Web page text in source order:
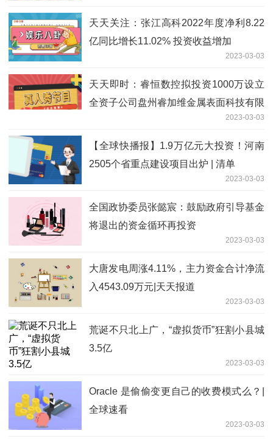
天天关注：张江高科2022年度净利8.22
亿同比增长11.02% 投资收益增加
2023-03-03
天天即时：睿恒数控拟投资1000万设立
全资子公司盘州睿加维金属表面科技有限
2023-03-03
【全球快播报】1.9万亿元大投资！河南
2505个省重点建设项目出炉 | 清单
2023-03-03
全国政协委员张懿宸：鼓励政府引导基金
将退出的资金循环再投资
2023-03-03
大唐发电周涨4.11%，主力资金合计净流
入4543.09万元|天天报道
2023-03-03
荒诞不只北上广，“虚拟货币”狂割小县城
3.5亿
2023-03-03
Oracle 是偷偷变更自己的收费模式么？|
全球速看
2023-03-03